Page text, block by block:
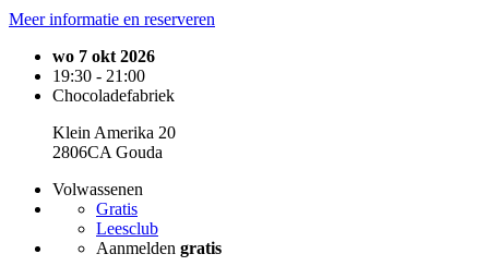
Meer informatie en reserveren
wo 7 okt 2026
19:30 - 21:00
Chocoladefabriek
Klein Amerika 20
2806CA Gouda
Volwassenen
Gratis
Leesclub
Aanmelden gratis